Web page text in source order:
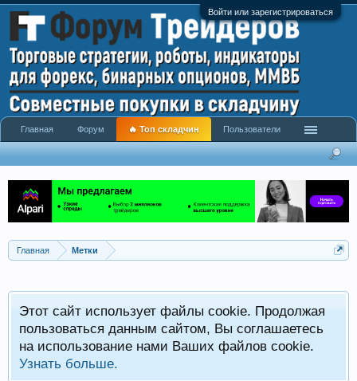
Войти или зарегистрироваться
Главная Метки
Этот сайт использует файлы cookie. Продолжая
пользоваться данным сайтом, Вы соглашаетесь
на использование нами Ваших файлов cookie.
Узнать больше.
Главная Форум 🔥 Топ складчин Пользователи